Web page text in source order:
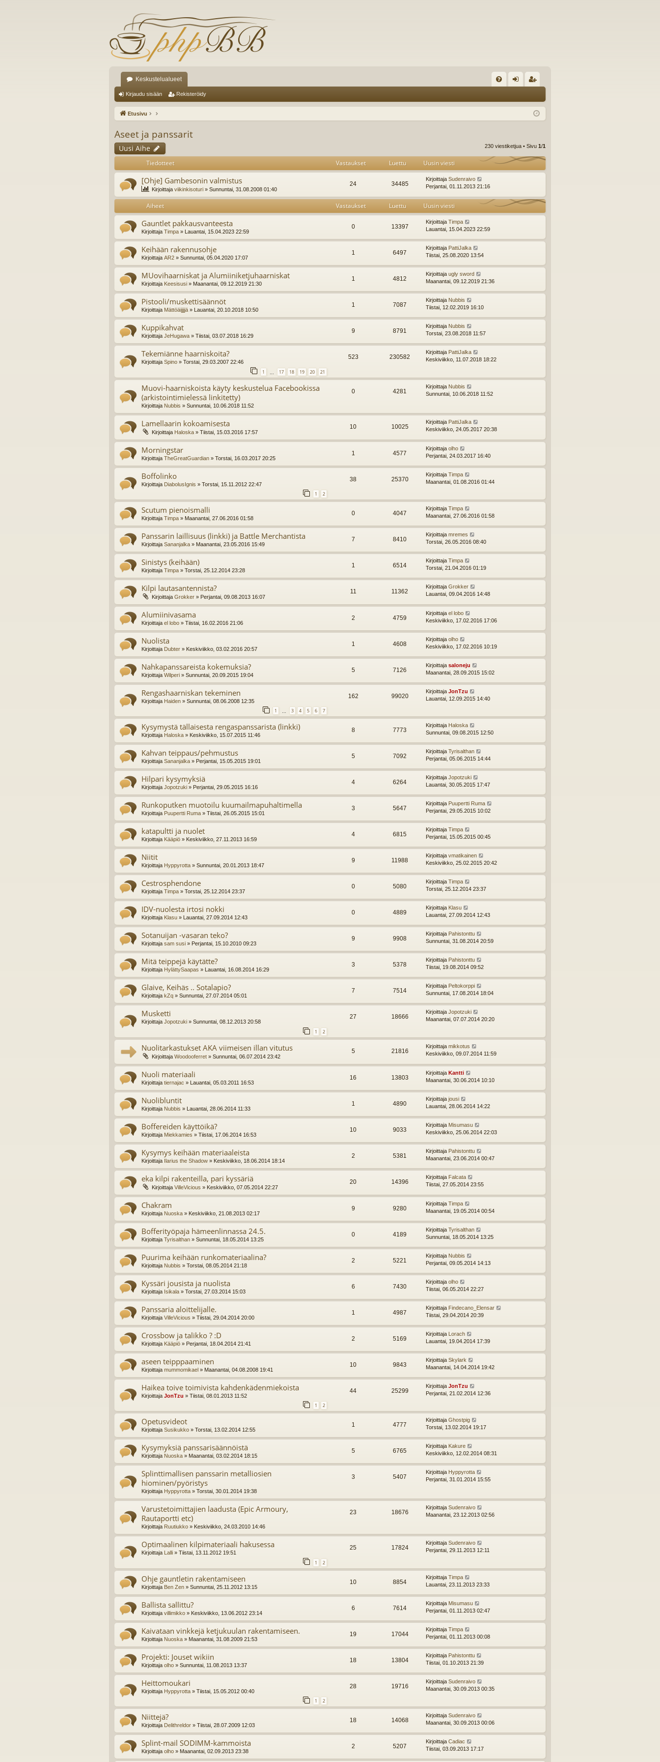
Keskustelualueet
K au ist
Kirjaudu sisään Rekisteröidy
Etusivu
Aseet ja panssarit
Uusi Aihe 230 viestiketjua • Sivu 1/1
Tiedotteet Vastaukset Luettu Uusin viesti
[Ohje] Gambesonin valmistus
Kirjoittaja viikinkisoturi » Sunnuntai, 31.08.2008 01:40
24 34485
Kirjoittaja Sudenraivo
Perjantai, 01.11.2013 21:16
Aiheet Vastaukset Luettu Uusin viesti
Gauntlet pakkausvanteesta
Kirjoittaja Timpa » Lauantai, 15.04.2023 22:59
0 13397
Kirjoittaja Timpa
Lauantai, 15.04.2023 22:59
Keihään rakennusohje
Kirjoittaja AR2 » Sunnuntai, 05.04.2020 17:07
1 6497
Kirjoittaja PattiJalka
Tiistai, 25.08.2020 13:54
MUovihaarniskat ja Alumiiniketjuhaarniskat
Kirjoittaja Keesisusi » Maanantai, 09.12.2019 21:30
1 4812
Kirjoittaja ugly sword
Maanantai, 09.12.2019 21:36
Pistooli/muskettisäännöt
Kirjoittaja Mättöäijjjjä » Lauantai, 20.10.2018 10:50
1 7087
Kirjoittaja Nubbis
Tiistai, 12.02.2019 16:10
Kuppikahvat
Kirjoittaja JeHugawa » Tiistai, 03.07.2018 16:29
9 8791
Kirjoittaja Nubbis
Torstai, 23.08.2018 11:57
Tekemiänne haarniskoita?
Kirjoittaja Spino » Torstai, 29.03.2007 22:46
1 17 18 19 20 21
523 230582
Kirjoittaja PattiJalka
Keskiviikko, 11.07.2018 18:22
Muovi-haarniskoista käyty keskustelua Facebookissa
(arkistointimielessä linkitetty)
Kirjoittaja Nubbis » Sunnuntai, 10.06.2018 11:52
0 4281
Kirjoittaja Nubbis
Sunnuntai, 10.06.2018 11:52
Lamellaarin kokoamisesta
Kirjoittaja Haloska » Tiistai, 15.03.2016 17:57
10 10025
Kirjoittaja PattiJalka
Keskiviikko, 24.05.2017 20:38
Morningstar
Kirjoittaja TheGreatGuardian » Torstai, 16.03.2017 20:25
1 4577
Kirjoittaja olho
Perjantai, 24.03.2017 16:40
Boffolinko
Kirjoittaja DiabolusIgnis » Torstai, 15.11.2012 22:47
1 2
38 25370
Kirjoittaja Timpa
Maanantai, 01.08.2016 01:44
Scutum pienoismalli
Kirjoittaja Timpa » Maanantai, 27.06.2016 01:58
0 4047
Kirjoittaja Timpa
Maanantai, 27.06.2016 01:58
Panssarin laillisuus (linkki) ja Battle Merchantista
Kirjoittaja Sananjalka » Maanantai, 23.05.2016 15:49
7 8410
Kirjoittaja mremes
Torstai, 26.05.2016 08:40
Sinistys (keihään)
Kirjoittaja Timpa » Torstai, 25.12.2014 23:28
1 6514
Kirjoittaja Timpa
Torstai, 21.04.2016 01:19
Kilpi lautasantennista?
Kirjoittaja Grokker » Perjantai, 09.08.2013 16:07
11 11362
Kirjoittaja Grokker
Lauantai, 09.04.2016 14:48
Alumiinivasama
Kirjoittaja el lobo » Tiistai, 16.02.2016 21:06
2 4759
Kirjoittaja el lobo
Keskiviikko, 17.02.2016 17:06
Nuolista
Kirjoittaja Dubter » Keskiviikko, 03.02.2016 20:57
1 4608
Kirjoittaja olho
Keskiviikko, 17.02.2016 10:19
Nahkapanssareista kokemuksia?
Kirjoittaja Wilperi » Sunnuntai, 20.09.2015 19:04
5 7126
Kirjoittaja saloneju
Maanantai, 28.09.2015 15:02
Rengashaarniskan tekeminen
Kirjoittaja Haiden » Sunnuntai, 08.06.2008 12:35
1 … 3 4 5 6 7
162 99020
Kirjoittaja JonTzu
Lauantai, 12.09.2015 14:40
Kysymystä tällaisesta rengaspanssarista (linkki)
Kirjoittaja Haloska » Keskiviikko, 15.07.2015 11:46
8 7773
Kirjoittaja Haloska
Sunnuntai, 09.08.2015 12:50
Kahvan teippaus/pehmustus
Kirjoittaja Sananjalka » Perjantai, 15.05.2015 19:01
5 7092
Kirjoittaja Tyrisalthan
Perjantai, 05.06.2015 14:44
Hilpari kysymyksiä
Kirjoittaja Jopotzuki » Perjantai, 29.05.2015 16:16
4 6264
Kirjoittaja Jopotzuki
Lauantai, 30.05.2015 17:47
Runkoputken muotoilu kuumailmapuhaltimella
Kirjoittaja Puupertti Ruma » Tiistai, 26.05.2015 15:01
3 5647
Kirjoittaja Puupertti Ruma
Perjantai, 29.05.2015 10:02
katapultti ja nuolet
Kirjoittaja Kääpiö » Keskiviikko, 27.11.2013 16:59
4 6815
Kirjoittaja Timpa
Perjantai, 15.05.2015 00:45
Niitit
Kirjoittaja Hyppyrotta » Sunnuntai, 20.01.2013 18:47
9 11988
Kirjoittaja vmatikainen
Keskiviikko, 25.02.2015 20:42
Cestrosphendone
Kirjoittaja Timpa » Torstai, 25.12.2014 23:37
0 5080
Kirjoittaja Timpa
Torstai, 25.12.2014 23:37
IDV-nuolesta irtosi nokki
Kirjoittaja Klasu » Lauantai, 27.09.2014 12:43
0 4889
Kirjoittaja Klasu
Lauantai, 27.09.2014 12:43
Sotanuijan -vasaran teko?
Kirjoittaja sam susi » Perjantai, 15.10.2010 09:23
9 9908
Kirjoittaja Pahistonttu
Sunnuntai, 31.08.2014 20:59
Mitä teippejä käytätte?
Kirjoittaja HylättySaapas » Lauantai, 16.08.2014 16:29
3 5378
Kirjoittaja Pahistonttu
Tiistai, 19.08.2014 09:52
Glaive, Keihäs .. Sotalapio?
Kirjoittaja kZq » Sunnuntai, 27.07.2014 05:01
7 7514
Kirjoittaja Peltokorppi
Sunnuntai, 17.08.2014 18:04
Musketti
Kirjoittaja Jopotzuki » Sunnuntai, 08.12.2013 20:58
1 2
27 18666
Kirjoittaja Jopotzuki
Maanantai, 07.07.2014 20:20
Nuolitarkastukset AKA viimeisen illan vitutus
Kirjoittaja Woodooferret » Sunnuntai, 06.07.2014 23:42
5 21816
Kirjoittaja mikkotus
Keskiviikko, 09.07.2014 11:59
Nuoli materiaali
Kirjoittaja tiernajac » Lauantai, 05.03.2011 16:53
16 13803
Kirjoittaja Kantti
Maanantai, 30.06.2014 10:10
Nuolibluntit
Kirjoittaja Nubbis » Lauantai, 28.06.2014 11:33
1 4890
Kirjoittaja jousi
Lauantai, 28.06.2014 14:22
Boffereiden käyttöikä?
Kirjoittaja Miekkamies » Tiistai, 17.06.2014 16:53
10 9033
Kirjoittaja Misumasu
Keskiviikko, 25.06.2014 22:03
Kysymys keihään materiaaleista
Kirjoittaja Ilarius the Shadow » Keskiviikko, 18.06.2014 18:14
2 5381
Kirjoittaja Pahistonttu
Maanantai, 23.06.2014 00:47
eka kilpi rakenteilla, pari kyssäriä
Kirjoittaja VilleVicious » Keskiviikko, 07.05.2014 22:27
20 14396
Kirjoittaja Falcata
Tiistai, 27.05.2014 23:55
Chakram
Kirjoittaja Nuoska » Keskiviikko, 21.08.2013 02:17
9 9280
Kirjoittaja Timpa
Maanantai, 19.05.2014 00:54
Bofferityöpaja hämeenlinnassa 24.5.
Kirjoittaja Tyrisalthan » Sunnuntai, 18.05.2014 13:25
0 4189
Kirjoittaja Tyrisalthan
Sunnuntai, 18.05.2014 13:25
Puurima keihään runkomateriaalina?
Kirjoittaja Nubbis » Torstai, 08.05.2014 21:18
2 5221
Kirjoittaja Nubbis
Perjantai, 09.05.2014 14:13
Kyssäri jousista ja nuolista
Kirjoittaja Isikala » Torstai, 27.03.2014 15:03
6 7430
Kirjoittaja olho
Tiistai, 06.05.2014 22:27
Panssaria aloittelijalle.
Kirjoittaja VilleVicious » Tiistai, 29.04.2014 20:00
1 4987
Kirjoittaja Findecano_Elensar
Tiistai, 29.04.2014 20:39
Crossbow ja talikko ? :D
Kirjoittaja Kääpiö » Perjantai, 18.04.2014 21:41
2 5169
Kirjoittaja Lorach
Lauantai, 19.04.2014 17:39
aseen teipppaaminen
Kirjoittaja mummomikael » Maanantai, 04.08.2008 19:41
10 9843
Kirjoittaja Skylark
Maanantai, 14.04.2014 19:42
Haikea toive toimivista kahdenkädenmiekoista
Kirjoittaja JonTzu » Tiistai, 08.01.2013 11:52
1 2
44 25299
Kirjoittaja JonTzu
Perjantai, 21.02.2014 12:36
Opetusvideot
Kirjoittaja Susikukko » Torstai, 13.02.2014 12:55
1 4777
Kirjoittaja Ghostpig
Torstai, 13.02.2014 19:17
Kysymyksiä panssarisäännöistä
Kirjoittaja Nuoska » Maanantai, 03.02.2014 18:15
5 6765
Kirjoittaja Kakure
Keskiviikko, 12.02.2014 08:31
Splinttimallisen panssarin metalliosien
hiominen/pyöristys
Kirjoittaja Hyppyrotta » Torstai, 30.01.2014 19:38
3 5407
Kirjoittaja Hyppyrotta
Perjantai, 31.01.2014 15:55
Varustetoimittajien laadusta (Epic Armoury,
Rautaportti etc)
Kirjoittaja Ruutiukko » Keskiviikko, 24.03.2010 14:46
23 18676
Kirjoittaja Sudenraivo
Maanantai, 23.12.2013 02:56
Optimaalinen kilpimateriaali hakusessa
Kirjoittaja Lalli » Tiistai, 13.11.2012 19:51
1 2
25 17824
Kirjoittaja Sudenraivo
Perjantai, 29.11.2013 12:11
Ohje gauntletin rakentamiseen
Kirjoittaja Ben Zen » Sunnuntai, 25.11.2012 13:15
10 8854
Kirjoittaja Timpa
Lauantai, 23.11.2013 23:33
Ballista sallittu?
Kirjoittaja villimikko » Keskiviikko, 13.06.2012 23:14
6 7614
Kirjoittaja Misumasu
Perjantai, 01.11.2013 02:47
Kaivataan vinkkejä ketjukuulan rakentamiseen.
Kirjoittaja Nuoska » Maanantai, 31.08.2009 21:53
19 17044
Kirjoittaja Timpa
Perjantai, 01.11.2013 00:08
Projekti: Jouset wikiin
Kirjoittaja olho » Sunnuntai, 11.08.2013 13:37
18 13804
Kirjoittaja Pahistonttu
Tiistai, 01.10.2013 21:39
Heittomoukari
Kirjoittaja Hyppyrotta » Tiistai, 15.05.2012 00:40
1 2
28 19716
Kirjoittaja Sudenraivo
Maanantai, 30.09.2013 00:35
Niittejä?
Kirjoittaja Delithreldor » Tiistai, 28.07.2009 12:03
18 14068
Kirjoittaja Sudenraivo
Maanantai, 30.09.2013 00:06
Splint-mail SODIMM-kammoista
Kirjoittaja olho » Maanantai, 02.09.2013 23:38
2 5207
Kirjoittaja Cadiac
Tiistai, 03.09.2013 17:17